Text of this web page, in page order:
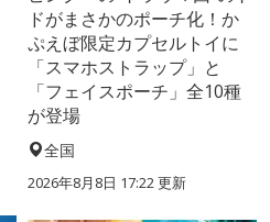
ドがまさかのポーチ化！か
ぷえぼ限定カプセルトイに
「スマホストラップ」と
「フェイスポーチ」全10種
が登場
全国
2026年8月8日 17:22更新